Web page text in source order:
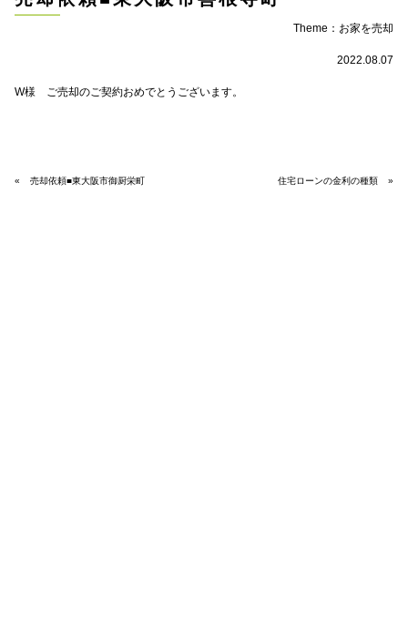
Theme： お家を売却
2022.08.07
W様 ご売却のご契約おめでとうございます。
« 売却依頼■東大阪市御厨栄町 住宅ローンの金利の種類 »